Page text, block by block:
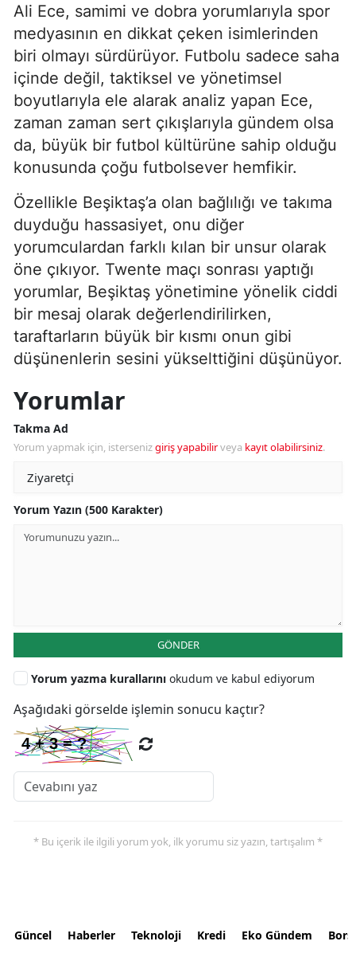
Ali Ece, samimi ve dobra yorumlarıyla spor
medyasının en dikkat çeken isimlerinden
biri olmayı sürdürüyor. Futbolu sadece saha
içinde değil, taktiksel ve yönetimsel
boyutlarıyla ele alarak analiz yapan Ece,
zaman zaman sert çıkışlarıyla gündem olsa
da, büyük bir futbol kültürüne sahip olduğu
konusunda çoğu futbolsever hemfikir.
Özellikle Beşiktaş’a olan bağlılığı ve takıma
duyduğu hassasiyet, onu diğer
yorumculardan farklı kılan bir unsur olarak
öne çıkıyor. Twente maçı sonrası yaptığı
yorumlar, Beşiktaş yönetimine yönelik ciddi
bir mesaj olarak değerlendirilirken,
taraftarların büyük bir kısmı onun gibi
düşünenlerin sesini yükselttiğini düşünüyor.
Yorumlar
Takma Ad
Yorum yapmak için, istersenizgiriş yapabilirveya kayıt olabilirsiniz.
Yorum Yazın (500 Karakter)
GÖNDER
Yorum yazma kurallarını okudum ve kabul ediyorum
Aşağıdaki görselde işlemin sonucu kaçtır?
* Bu içerik ile ilgili yorum yok, ilk yorumu siz yazın, tartışalım *
Güncel Haberler Teknoloji Kredi Eko Gündem